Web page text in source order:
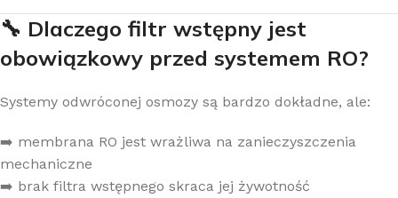
🔧 Dlaczego filtr wstępny jest
obowiązkowy przed systemem RO?
Systemy odwróconej osmozy są bardzo dokładne, ale:
➡️ membrana RO jest wrażliwa na zanieczyszczenia
mechaniczne
➡️ brak filtra wstępnego skraca jej żywotność